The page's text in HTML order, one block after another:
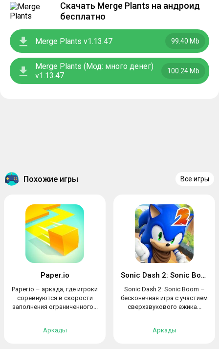
Скачать Merge Plants на андроид
бесплатно
Merge Plants v1.13.47 99.40 Mb
Merge Plants (Мод: много денег)
v1.13.47
100.24 Mb
Похожие игры Все игры
Paper.io
Paper.io – аркада, где игроки
соревнуются в скорости
заполнения ограниченного...
Аркады
Sonic Dash 2: Sonic Boom
Sonic Dash 2: Sonic Boom –
бесконечная игра с участием
сверхзвукового ежика...
Аркады